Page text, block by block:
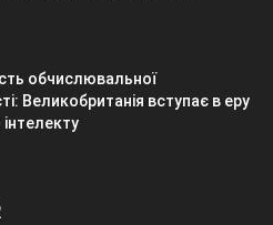
обчислювальної
Великобританія вступає в еру